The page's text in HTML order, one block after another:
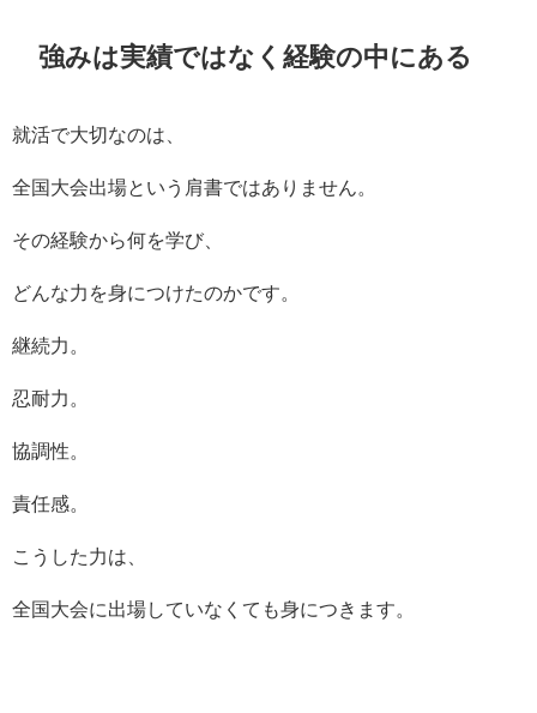
強みは実績ではなく経験の中にある
就活で大切なのは、
全国大会出場という肩書ではありません。
その経験から何を学び、
どんな力を身につけたのかです。
継続力。
忍耐力。
協調性。
責任感。
こうした力は、
全国大会に出場していなくても身につきます。